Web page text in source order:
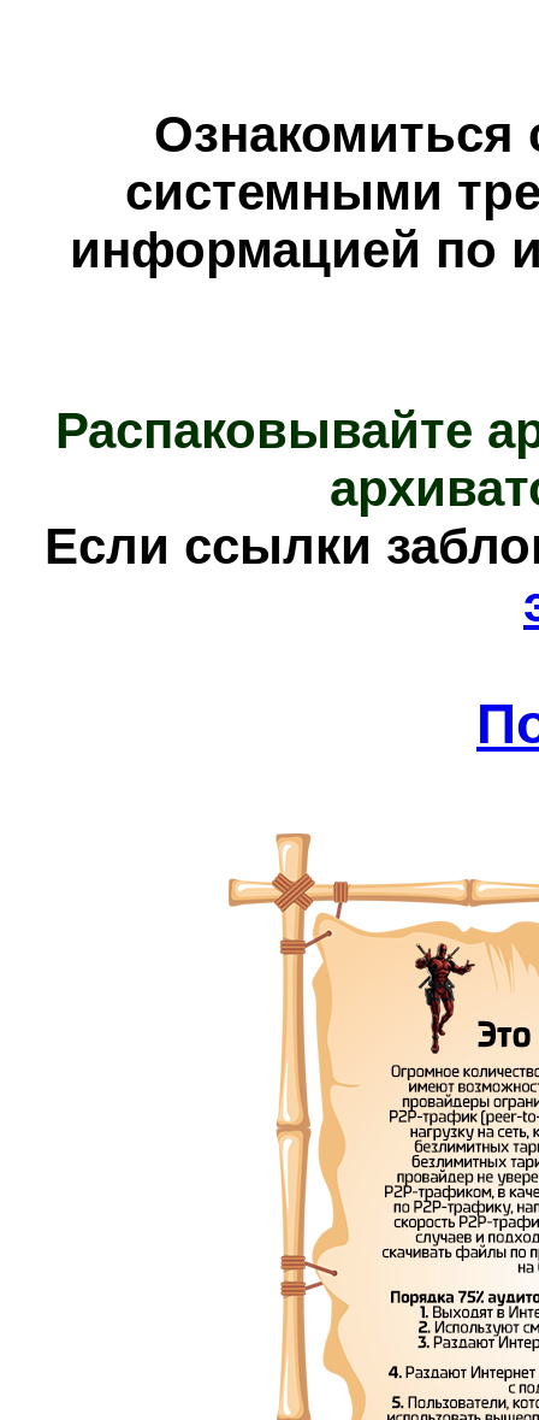
Ознакомиться
системными
информацией по
Распаковывайте
Если ссылки